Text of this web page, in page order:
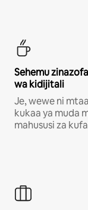
Sehemu
wa kidijitali
Je, wewe ni
kukaa ya muda
mahususi za